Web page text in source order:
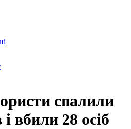
спалили
вбили 28 осіб